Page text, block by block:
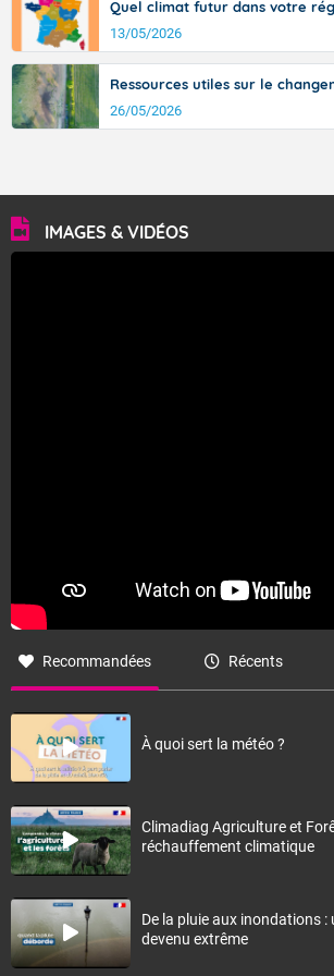
Quel climat futur dans votre
13/05/2026
Ressources utiles sur le
26/05/2026
IMAGES & VIDÉOS
Recommandées Récents
À quoi sert la météo ?
Climadiag Agriculture et
réchauffement climatique
De la pluie aux inondations :
devenu extrême